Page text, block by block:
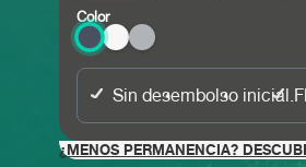
Color
Sin desembolso inicial.
¿MENOS PERMANENCIA?